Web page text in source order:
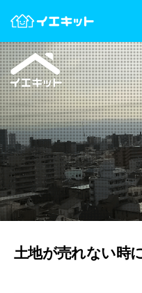
土地が売れない時